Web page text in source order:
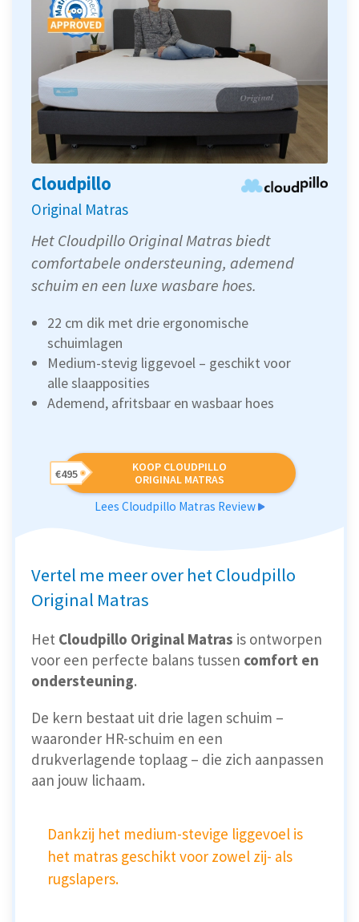
Cloudpillo
Original Matras
Het Cloudpillo Original Matras biedt
comfortabele ondersteuning, ademend
schuim en een luxe wasbare hoes.
22 cm dik met drie ergonomische
schuimlagen
Medium-stevig liggevoel – geschikt voor
alle slaapposities
Ademend, afritsbaar en wasbaar hoes
KOOP CLOUDPILLO
ORIGINAL MATRAS
€495
Lees Cloudpillo Matras Review
Vertel me meer over het Cloudpillo
Original Matras
Het Cloudpillo Original Matras is ontworpen
voor een perfecte balans tussen comfort en
ondersteuning.
De kern bestaat uit drie lagen schuim –
waaronder HR-schuim en een
drukverlagende toplaag – die zich aanpassen
aan jouw lichaam.
Dankzij het medium-stevige liggevoel is
het matras geschikt voor zowel zij- als
rugslapers.